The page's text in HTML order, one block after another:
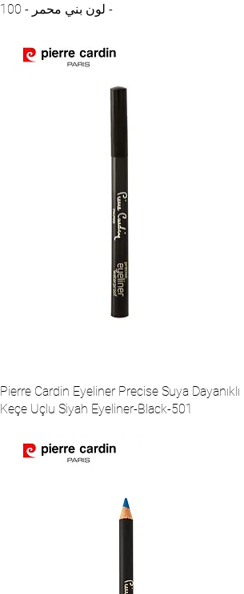
- لون بني محمر - 100
Pierre Cardin Eyeliner Precise Suya Dayanıklı
Keçe Uçlu Siyah Eyeliner-Black-501